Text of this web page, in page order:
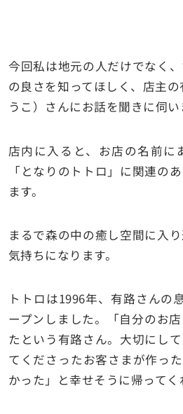
今回私は地元の人だけでなく
の良さを知ってほしく、店主
うこ）さんにお話を聞きに伺い
店内に入ると、お店の名前に
「となりのトトロ」に関連の
ます。
まるで森の中の癒し空間に入
気持ちになります。
トトロは1996年、有路さんの
ープンしました。「自分のお
たという有路さん。大切にし
てくださったお客さまが作っ
かった」と幸せそうに帰ってく